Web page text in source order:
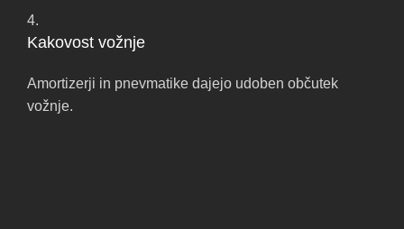
4.
Kakovost vožnje
Amortizerji in pnevmatike dajejo udoben občutek
vožnje.